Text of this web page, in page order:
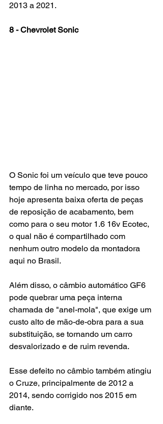
2013 a 2021.
8 - Chevrolet Sonic
O Sonic foi um veículo que teve pouco
tempo de linha no mercado, por isso
hoje apresenta baixa oferta de peças
de reposição de acabamento, bem
como para o seu motor 1.6 16v Ecotec,
o qual não é compartilhado com
nenhum outro modelo da montadora
aqui no Brasil.
Além disso, o câmbio automático GF6
pode quebrar uma peça interna
chamada de "anel-mola", que exige um
custo alto de mão-de-obra para a sua
substituição, se tornando um carro
desvalorizado e de ruim revenda.
Esse defeito no câmbio também atingiu
o Cruze, principalmente de 2012 a
2014, sendo corrigido nos 2015 em
diante.